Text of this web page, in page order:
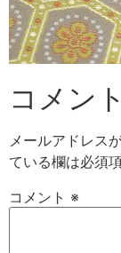
コメン
メールアドレス
ている欄は必須
コメント ※